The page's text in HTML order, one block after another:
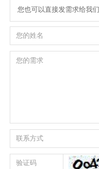
您也可以直接发需求给我们